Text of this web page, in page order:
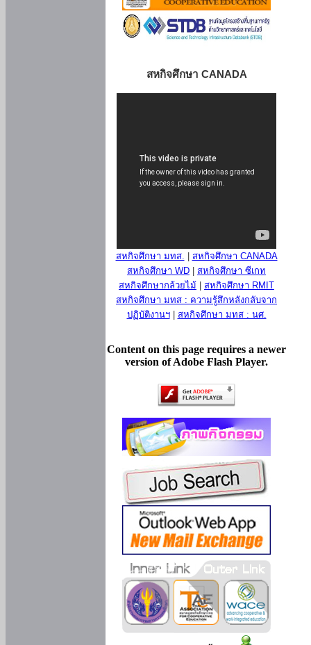
สหกิจศึกษา CANADA
สหกิจศึกษา มทส.
สหกิจศึกษา CANADA
สหกิจศึกษา WD
สหกิจศึกษา ซีเกท
สหกิจศึกษากล้วยไม้
สหกิจศึกษา RMIT
สหกิจศึกษา มทส : ความรู้สึกหลังกลับจาก
ปฏิบัติงานฯ| สหกิจศึกษา มทส : นศ.
Content on this page requires a newer
version of Adobe Flash Player.